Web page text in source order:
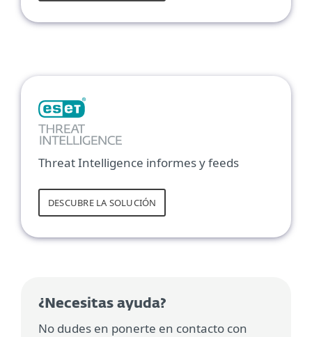
Threat Intelligence informes y feeds
DESCUBRE LA SOLUCIÓN
¿Necesitas ayuda?
No dudes en ponerte en contacto con